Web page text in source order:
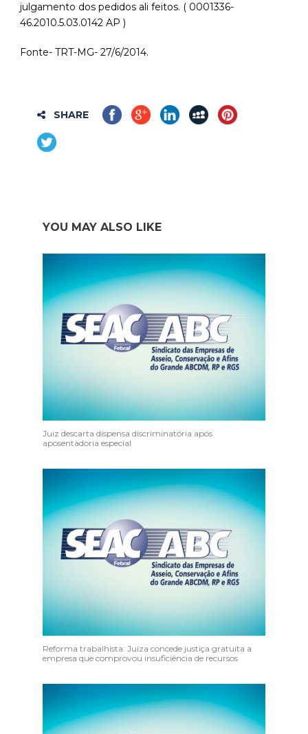
julgamento dos pedidos ali feitos. ( 0001336-
46.2010.5.03.0142 AP )
Fonte- TRT-MG- 27/6/2014.
SHARE
YOU MAY ALSO LIKE
Juiz descarta dispensa discriminatória após
aposentadoria especial
Reforma trabalhista: Juíza concede justiça gratuita a
empresa que comprovou insuficiência de recursos